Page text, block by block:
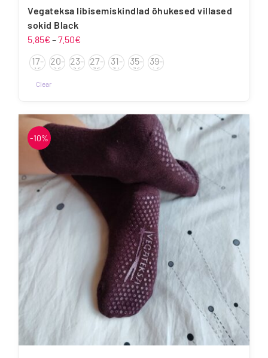
Vegateksa libisemiskindlad õhukesed villased
sokid Black
5.85€ –7.50€
5.85€
kuni
17-
19
20-
22
23-
26
27-
30
31-
34
35-
38
39-
42
Clear
tootel
on
mitu
varianti.
Valikuid
saab
teha
tootelehel.
-10%